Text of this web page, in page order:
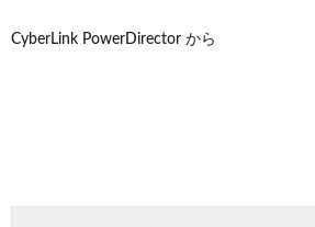
CyberLink PowerDirector から